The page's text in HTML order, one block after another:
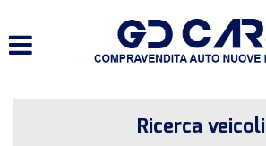
Ricerca veicoli